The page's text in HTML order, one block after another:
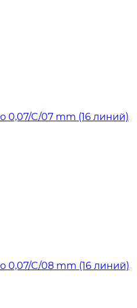
0,07/C/07 mm (16 линий)
0,07/C/08 mm (16 линий)